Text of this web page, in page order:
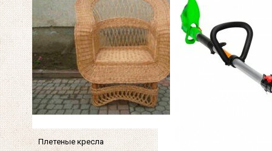
Плетеные кресла